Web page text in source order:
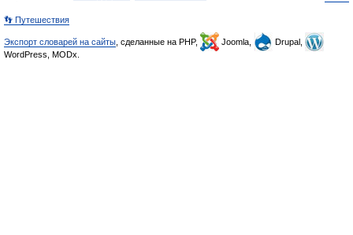
👣 Путешествия
Экспорт словарей на сайты , сделанные на PHP, Joomla,
Drupal,
WordPress, MODx.